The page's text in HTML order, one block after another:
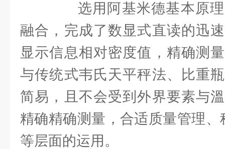
选用阿基米德基本原理
融合，完成了数显式直读的迅
显示信息相对密度值，精确测
与传统式韦氏天平秤法、比重
简易，且不会受到外界要素与
精确精确测量，合适质量管理
等层面的运用。